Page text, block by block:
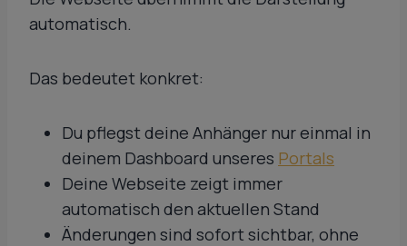
automatisch.
Das bedeutet konkret:
Du pflegst deine Anhänger nur einmal in
deinem Dashboard unseres Portals
Deine Webseite zeigt immer
automatisch den aktuellen Stand
Änderungen sind sofort sichtbar, ohne